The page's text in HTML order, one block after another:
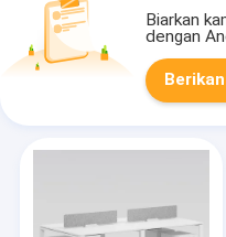
Biarkan
dengan